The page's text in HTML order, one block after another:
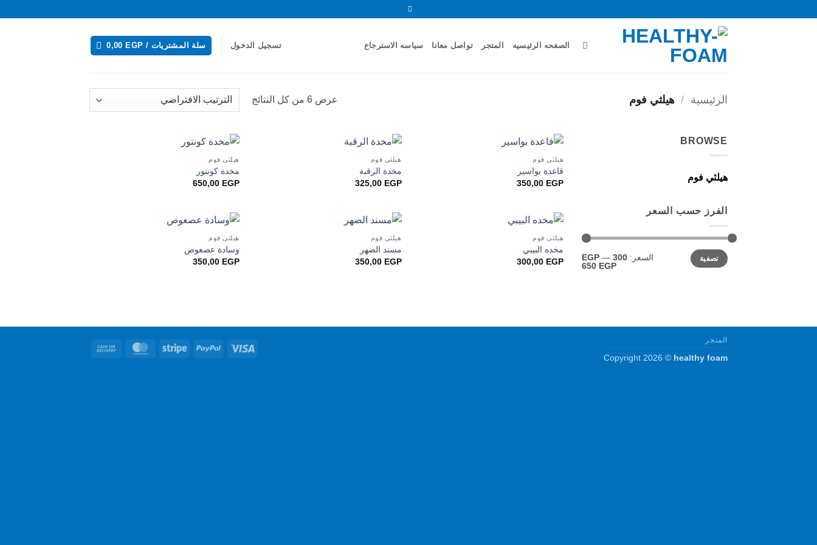
الصفحه الرئيسيه المتجر تواصل معانا سياسه الاسترجاع تسجيل الدخول سلة المشتريات / 0,00 EGP
الرئيسية / هيلثي فوم عرض ⁦6⁩ من كل النتائج
BROWSE
هيلثي فوم
الفرز حسب السعر
أدنى
سعر
أعلى
سعرتصفية السعر: 300 EGP
—
650 EGP
هيلثي فوم
قاعدة بواسير
350,00 EGP
هيلثي فوم
مخدة الرقبة
325,00 EGP
هيلثي فوم
مخدة كونتور
650,00 EGP
هيلثي فوم
مخده البيبي
300,00 EGP
هيلثي فوم
مسند الضهر
350,00 EGP
هيلثي فوم
وسادة عصعوص
350,00 EGP
Visa
PayPal
Stripe
MasterCard
المتجر
Copyright 2026 © healthy foam